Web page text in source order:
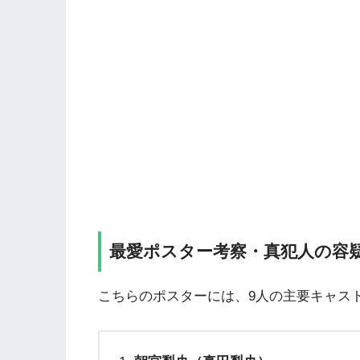
最愛ポスター考察・真犯人の容
こちらのポスターには、9人の主要キャス